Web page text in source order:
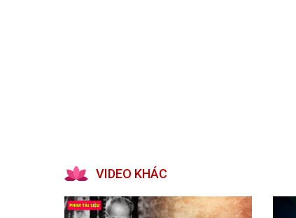
VIDEO KHÁC